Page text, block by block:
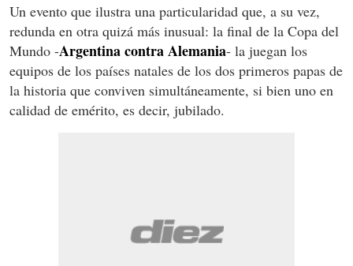
Un evento que ilustra una particularidad que, a su vez,
redunda en otra quizá más inusual: la final de la Copa del
Mundo -Argentina contra Alemania- la juegan los
equipos de los países natales de los dos primeros papas de
la historia que conviven simultáneamente, si bien uno en
calidad de emérito, es decir, jubilado.